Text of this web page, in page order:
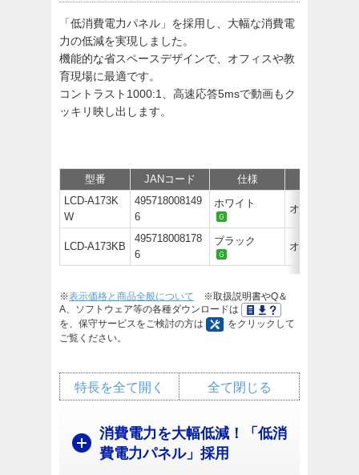
「低消費電力パネル」を採用し、大幅な消費電
力の低減を実現しました。
機能的な省スペースデザインで、オフィスや教
育現場に最適です。
コントラスト1000:1、高速応答5msで動画もク
ッキリ映し出します。
型番 JANコード 仕様
LCD-A173K
W
495718008149
6
ホワイト オープン価
LCD-A173KB
495718008178
6
ブラック オープン価
※表示価格と商品全般について ※取扱説明書やQ＆
A、ソフトウェア等の各種ダウンロードは
を、保守サービスをご検討の方は
をクリックして
ご覧ください。
全て閉じる
特長を全て開く
消費電力を大幅低減！「低消
費電力パネル」採用